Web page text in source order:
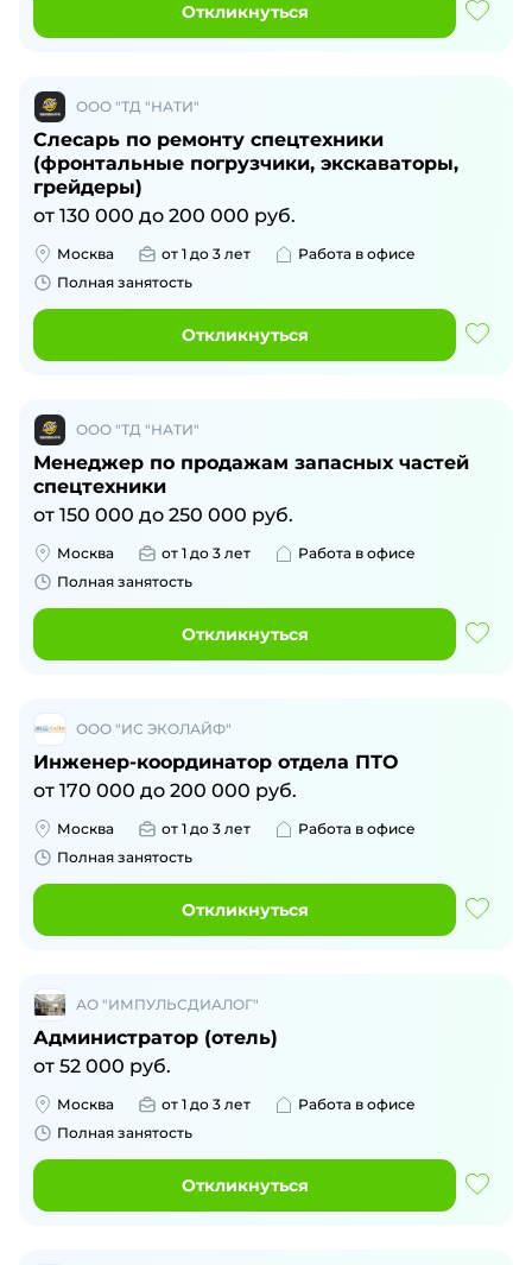
Откликнуться
ООО "ТД "НАТИ"
Слесарь по ремонту спецтехники
(фронтальные погрузчики, экскаваторы,
грейдеры)
от 130 000 до 200 000 руб.
Москва от 1 до 3 лет
Работа в офисе
Полная занятость
Откликнуться
ООО "ТД "НАТИ"
Менеджер по продажам запасных частей
спецтехники
от 150 000 до 250 000 руб.
Москва от 1 до 3 лет
Работа в офисе
Полная занятость
Откликнуться
ООО "ИС ЭКОЛАЙФ"
Инженер-координатор отдела ПТО
от 170 000 до 200 000 руб.
Москва от 1 до 3 лет
Работа в офисе
Полная занятость
Откликнуться
АО "ИМПУЛЬСДИАЛОГ"
Администратор (отель)
от 52 000 руб.
Москва от 1 до 3 лет
Работа в офисе
Полная занятость
Откликнуться